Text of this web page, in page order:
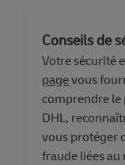
Conseils de
Votre sécurité
pagevous
comprendre le
DHL,
vous protéger
fraude liées